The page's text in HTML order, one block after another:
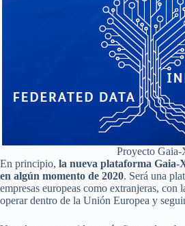
Proyecto Gaia-
En principio, la nueva plataforma Gaia-
en algún momento de 2020. Será una
empresas europeas como extranjeras, con
operar dentro de la Unión Europea y